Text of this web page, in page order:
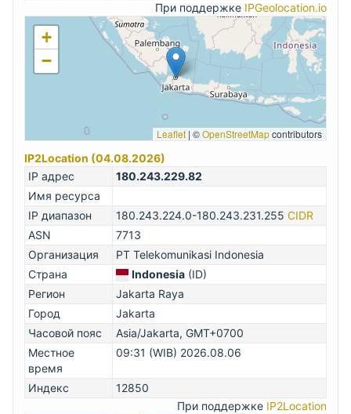
При поддержке IPGeolocation.io
+
−
Leaflet | ©OpenStreetMapcontributors
IP2Location (04.08.2026)
IP адрес
180.243.229.82
Имя ресурса
IP диапазон
180.243.224.0-180.243.231.255 CIDR
ASN
7713
Организация
PT Telekomunikasi Indonesia
Страна
Indonesia (ID)
Регион
Jakarta Raya
Город
Jakarta
Часовой пояс
Asia/Jakarta, GMT+0700
Местное
время
09:31 (WIB) 2026.08.06
Индекс
12850
При поддержке IP2Location